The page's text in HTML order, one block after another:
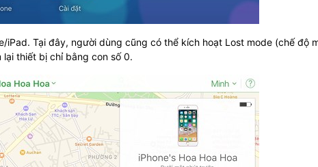
iPad. Tại đây, người dùng cũng có thể kích hoạt Lost mode (chế độ
thiết bị chỉ bằng con số 0.